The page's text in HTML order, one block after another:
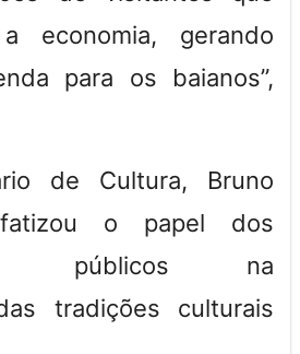
economia, gerando
para os baianos”,
de Cultura, Bruno
o papel dos
públicos na
tradições culturais